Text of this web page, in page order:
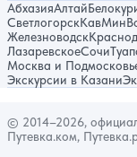
АбхазияАлтай
Светлогорск
Железноводск
ЛазаревскоеСочи
Москва и
Экскурсии в Казани
© 2014–2026,
Путевка.ком,